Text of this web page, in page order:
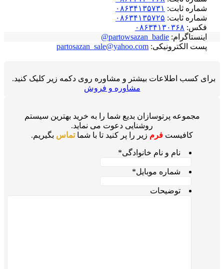
شماره ثابت: ۰۸۶۳۴۱۳۵۷۳۱
شماره ثابت: ۰۸۶۳۴۱۳۵۷۲۵
فکس: ۰۸۶۳۴۱۳۰۳۶۸
اینستاگرام: partowsazan_badie@
پست الکترونیکی: partosazan_sale@yahoo.com
برای کسب اطلاعات بیشتر و مشاوره روی دکمه زیر کلیک کنید.
مشاوره و فروش
مجموعه پرتوسازان بدیع شما را به خرید بهترین سیستم
روشنایی دعوت می نماید.
کافیست فرم زیر را پر کنید تا با شماتماس بگیریم.
نام و نام خانوادگی*
شماره موبایل*
توضیحات